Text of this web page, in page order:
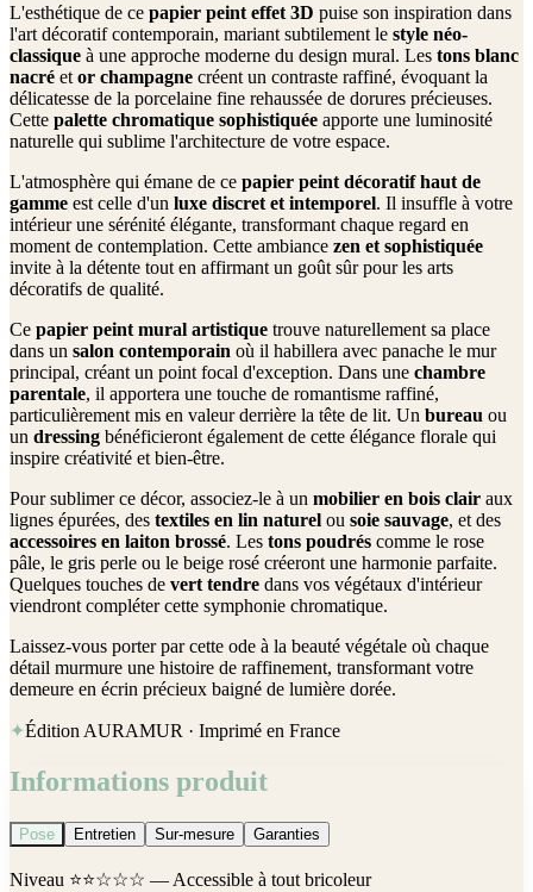
L'esthétique de ce papier peint effet 3D puise son inspiration dans
l'art décoratif contemporain, mariant subtilement le style néo-
classique à une approche moderne du design mural. Les tons blanc
nacré et or champagne créent un contraste raffiné, évoquant la
délicatesse de la porcelaine fine rehaussée de dorures précieuses.
Cette palette chromatique sophistiquée apporte une luminosité
naturelle qui sublime l'architecture de votre espace.
L'atmosphère qui émane de ce papier peint décoratif haut de
gamme est celle d'un luxe discret et intemporel. Il insuffle à votre
intérieur une sérénité élégante, transformant chaque regard en
moment de contemplation. Cette ambiance zen et sophistiquée
invite à la détente tout en affirmant un goût sûr pour les arts
décoratifs de qualité.
Ce papier peint mural artistique trouve naturellement sa place
dans un salon contemporain où il habillera avec panache le mur
principal, créant un point focal d'exception. Dans une chambre
parentale, il apportera une touche de romantisme raffiné,
particulièrement mis en valeur derrière la tête de lit. Un bureau ou
un dressing bénéficieront également de cette élégance florale qui
inspire créativité et bien-être.
Pour sublimer ce décor, associez-le à un mobilier en bois clair aux
lignes épurées, des textiles en lin naturel ou soie sauvage, et des
accessoires en laiton brossé. Les tons poudrés comme le rose
pâle, le gris perle ou le beige rosé créeront une harmonie parfaite.
Quelques touches de vert tendre dans vos végétaux d'intérieur
viendront compléter cette symphonie chromatique.
Laissez-vous porter par cette ode à la beauté végétale où chaque
détail murmure une histoire de raffinement, transformant votre
demeure en écrin précieux baigné de lumière dorée.
✦Édition AURAMUR · Imprimé en France
Informations produit
Pose Entretien Sur-mesure Garanties
Niveau ⭐⭐☆☆☆ — Accessible à tout bricoleur